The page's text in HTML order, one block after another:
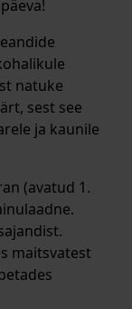
natuke
sest see
ja kaunile
(avatud 1.
maitsvatest